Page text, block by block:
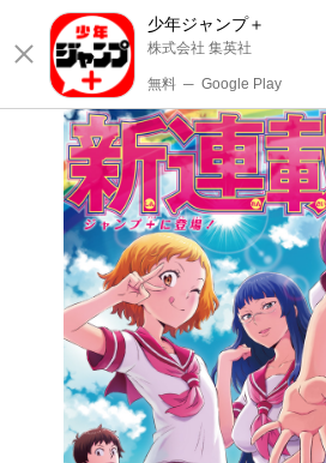
少年ジャンプ＋
株式会社 集英社
無料 ─ Google Play